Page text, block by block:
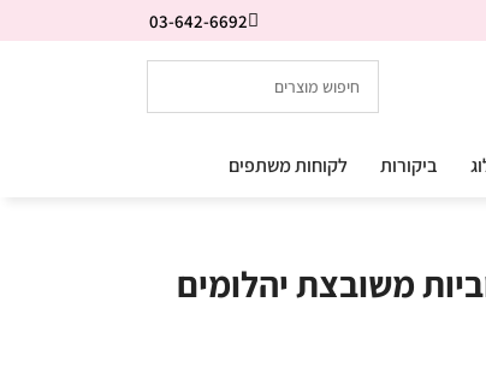
03-642-6692
ביקורות לקוחות משתפים
משובצת יהלומים